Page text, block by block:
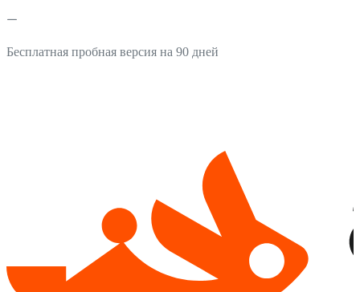
Бесплатная пробная версия на 90 дней